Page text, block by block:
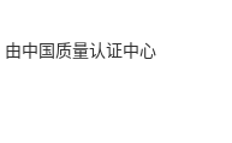
中国质量认证中心